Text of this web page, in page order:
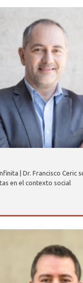
| Dr. Francisco Ceric
en el contexto social